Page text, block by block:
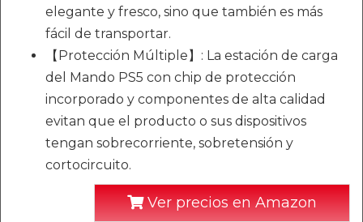
elegante y fresco, sino que también es más
fácil de transportar.
【Protección Múltiple】: La estación de carga
del Mando PS5 con chip de protección
incorporado y componentes de alta calidad
evitan que el producto o sus dispositivos
tengan sobrecorriente, sobretensión y
cortocircuito.
Ver precios en Amazon